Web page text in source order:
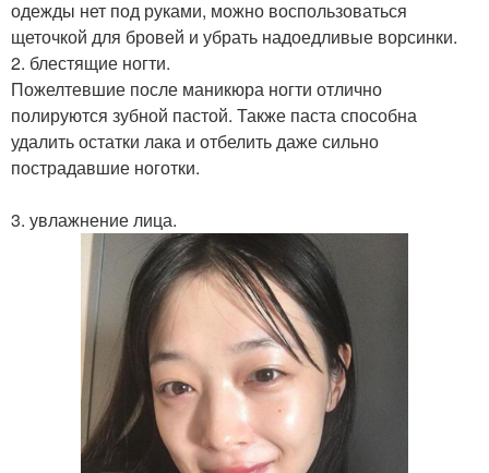
одежды нет под руками, можно воспользоваться
щеточкой для бровей и убрать надоедливые ворсинки.
2. блестящие ногти.
Пожелтевшие после маникюра ногти отлично
полируются зубной пастой. Также паста способна
удалить остатки лака и отбелить даже сильно
пострадавшие ноготки.
3. увлажнение лица.